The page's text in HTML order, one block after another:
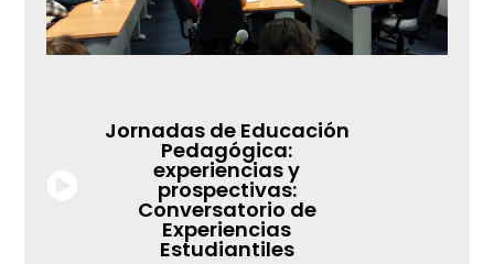
Jornadas de Educación
Pedagógica:
experiencias y
prospectivas:
Conversatorio de
Experiencias
Estudiantiles